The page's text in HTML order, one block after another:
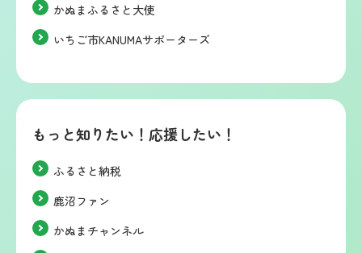
かぬまふるさと大使
いちご市KANUMAサポーターズ
もっと知りたい！応援したい！
ふるさと納税
鹿沼ファン
かぬまチャンネル